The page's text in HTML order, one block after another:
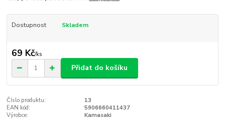
Dostupnost Skladem
69 Kč/ks
Přidat do košíku
Číslo produktu:
13
EAN kód:
5906660411437
Výrobce:
Kamasaki